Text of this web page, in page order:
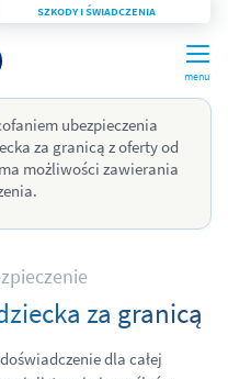
menu
SZKODY I ŚWIADCZENIA
ubezpieczenia
za granicą z oferty od
możliwości zawierania
za granicą
dla całej